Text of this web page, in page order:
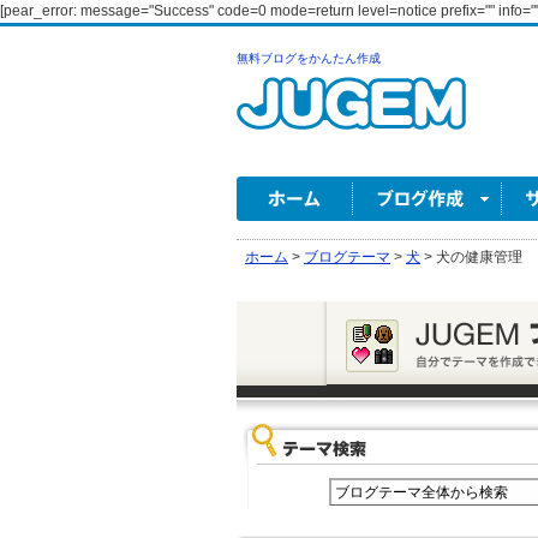
[pear_error: message="Success" code=0 mode=return level=notice prefix=""
無料ブログをかんたん作成
ホーム > ブログテーマ > 犬 > 犬の健康管理